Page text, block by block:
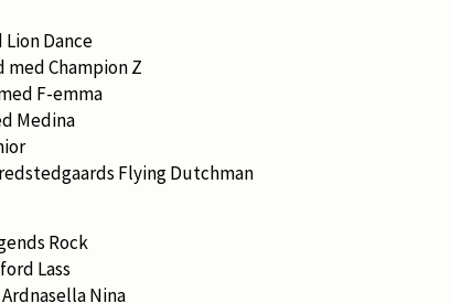
Dance
med Champion Z
F-emma
Medina
Flying Dutchman
Rock
Lass
Nina